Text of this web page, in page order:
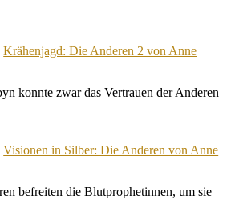
Krähenjagd: Die Anderen 2 von Anne
konnte zwar das Vertrauen der Anderen
Visionen in Silber: Die Anderen von Anne
befreiten die Blutprophetinnen, um sie